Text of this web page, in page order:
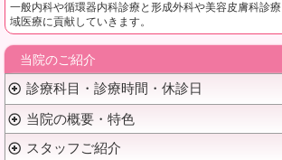
一般内科や循環器内科診療と形成外科や美容皮膚科診
域医療に貢献していきます。
当院のご紹介
診療科目・診療時間・休診日
当院の概要・特色
スタッフご紹介